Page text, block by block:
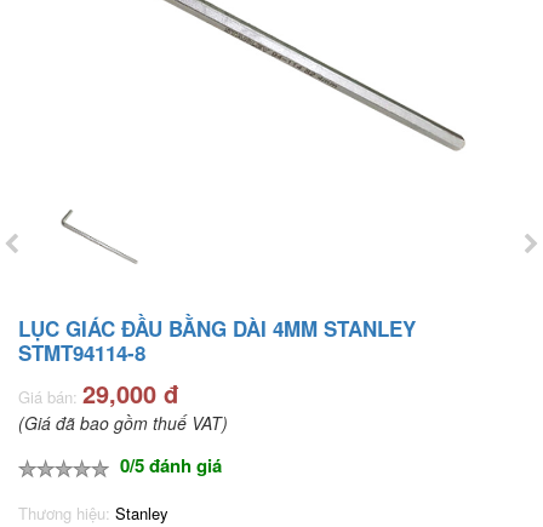
LỤC GIÁC ĐẦU BẰNG DÀI 4MM STANLEY
STMT94114-8
Giá bán: 29,000 đ
(Giá đã bao gồm thuế VAT)
0/5 đánh giá
Thương hiệu: Stanley